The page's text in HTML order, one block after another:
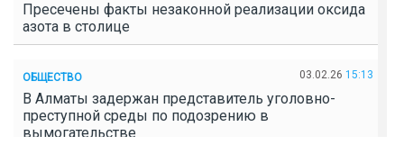
Пресечены факты незаконной реализации оксида
азота в столице
ОБЩЕСТВО 03.02.26 15:13
В Алматы задержан представитель уголовно-
преступной среды по подозрению в
вымогательстве